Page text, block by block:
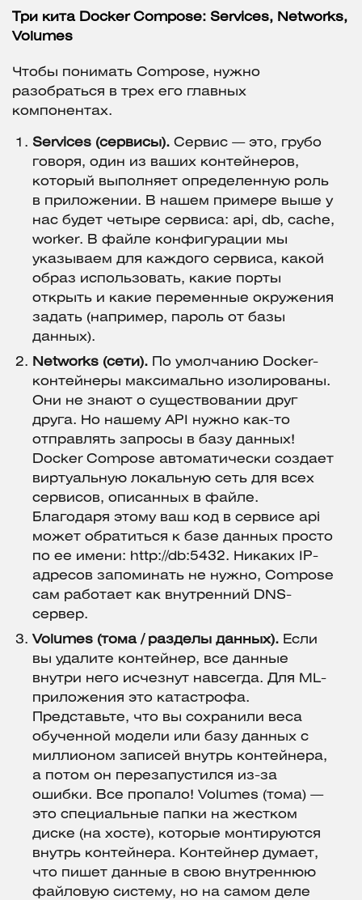
Три кита Docker Compose: Services, Networks,
Volumes
Чтобы понимать Compose, нужно
разобраться в трех его главных
компонентах.
Services (сервисы). Сервис — это, грубо
говоря, один из ваших контейнеров,
который выполняет определенную роль
в приложении. В нашем примере выше у
нас будет четыре сервиса: api, db, cache,
worker. В файле конфигурации мы
указываем для каждого сервиса, какой
образ использовать, какие порты
открыть и какие переменные окружения
задать (например, пароль от базы
данных).
Networks (сети). По умолчанию Docker-
контейнеры максимально изолированы.
Они не знают о существовании друг
друга. Но нашему API нужно как-то
отправлять запросы в базу данных!
Docker Compose автоматически создает
виртуальную локальную сеть для всех
сервисов, описанных в файле.
Благодаря этому ваш код в сервисе api
может обратиться к базе данных просто
по ее имени: http://db:5432. Никаких IP-
адресов запоминать не нужно, Compose
сам работает как внутренний DNS-
сервер.
Volumes (тома / разделы данных). Если
вы удалите контейнер, все данные
внутри него исчезнут навсегда. Для ML-
приложения это катастрофа.
Представьте, что вы сохранили веса
обученной модели или базу данных с
миллионом записей внутрь контейнера,
а потом он перезапустился из-за
ошибки. Все пропало! Volumes (тома) —
это специальные папки на жестком
диске (на хосте), которые монтируются
внутрь контейнера. Контейнер думает,
что пишет данные в свою внутреннюю
файловую систему, но на самом деле